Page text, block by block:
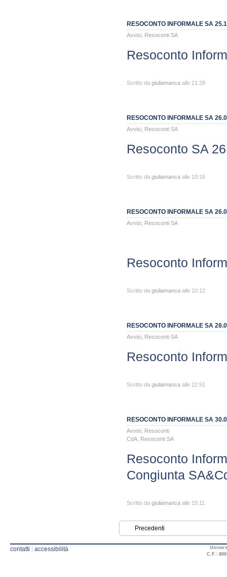
RESOCONTO INFORMALE SA
Avvisi Resoconti SA
Resoconto
Scritto da giuliamanca alle 21:28
RESOCONTO INFORMALE SA
Avvisi Resoconti SA
Resoconto SA
Scritto da giuliamanca alle 10:16
RESOCONTO INFORMALE SA
Avvisi Resoconti SA
Resoconto
Scritto da giuliamanca alle 10:12
RESOCONTO INFORMALE SA
Avvisi Resoconti SA
Resoconto
Scritto da giuliamanca alle 22:51
RESOCONTO INFORMALE SA
Avvisi Resoconti
CdA Resoconti SA
Resoconto
Congiunta
Scritto da giuliamanca alle 15:11
Precedenti
contatti | accessibilità
C.F.: